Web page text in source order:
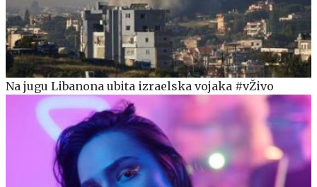
Na jugu Libanona ubita izraelska vojaka #vŽivo